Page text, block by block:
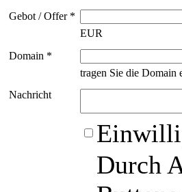
Gebot / Offer *
EUR
Domain *
tragen Sie die Domain
Nachricht
Durch